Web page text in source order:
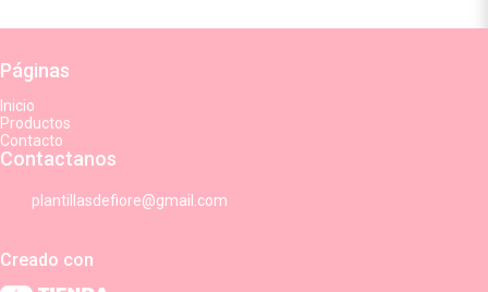
Páginas
Inicio
Productos
Contacto
Contactanos
plantillasdefiore@gmail.com
Creado con